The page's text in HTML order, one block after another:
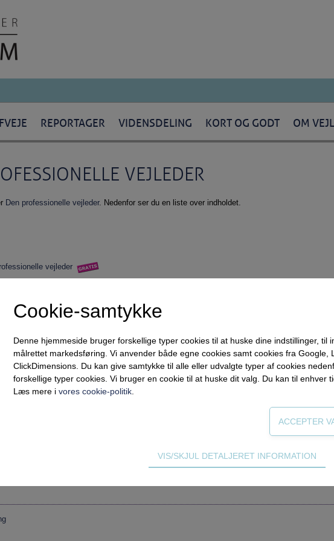
REPORTAGER VIDENSDELING KORT OG GODT OM
VEJLEDER
Den professionelle vejleder. Nedenfor ser du en liste over indholdet.
vejleder
– hvad er det for en størrelse?
Cookie-samtykke
Denne hjemmeside bruger forskellige typer cookies til at huske dine indstillinger, til
målrettet markedsføring. Vi anvender både egne cookies samt cookies fra Google,
ClickDimensions. Du kan give samtykke til alle eller udvalgte typer af cookies
forskellige typer cookies. Vi bruger en cookie til at huske dit valg. Du kan til enhver
Læs mere i vores cookie-politik
Tekniske cookies er nødvendige for hjemmesidens grundlæggende funktioner som
VIS/SKJUL DETALJERET INFORMATION